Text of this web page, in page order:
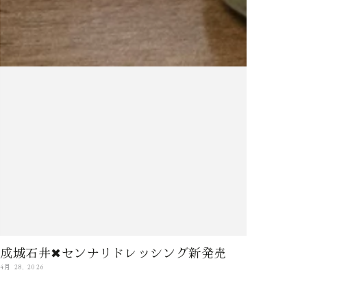
成城石井✖センナリドレッシング新発売
4月 28, 2026